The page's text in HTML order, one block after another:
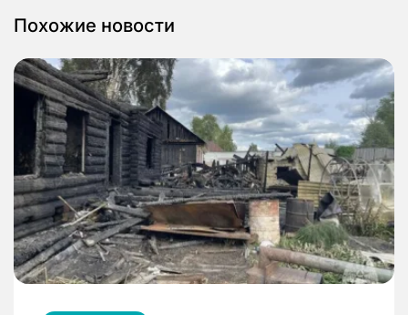
Похожие новости